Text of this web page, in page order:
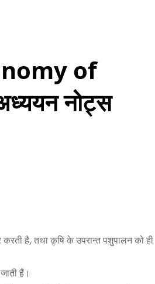
of
नोट्स
करती है, तथा कृषि के उपरान्त पशुपालन को ही
हैं।